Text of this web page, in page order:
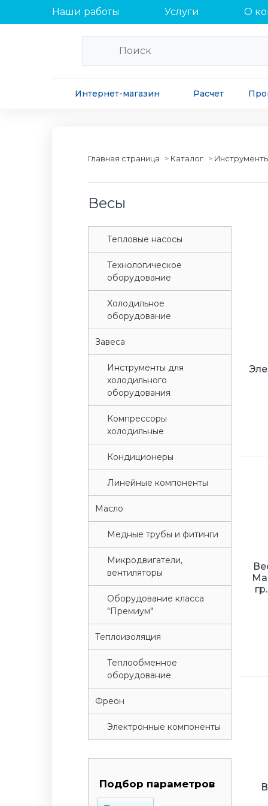
Наши работы Услуги О
Интернет-магазин Расчет
Главная страница Каталог
Весы
Tепловые насосы
Tехнологическое
оборудование
Xолодильное
оборудование
Завеса
Инструменты для
холодильного
оборудования
Компрессоры
холодильные
Кондиционеры
Линейные компоненты
Масло
Медные трубы и фитинги
Микродвигатели,
вентиляторы
Оборудование класса
"Премиум"
Теплоизоляция
Теплообменное
оборудование
Фреон
Электронные компоненты
Подбор параметров